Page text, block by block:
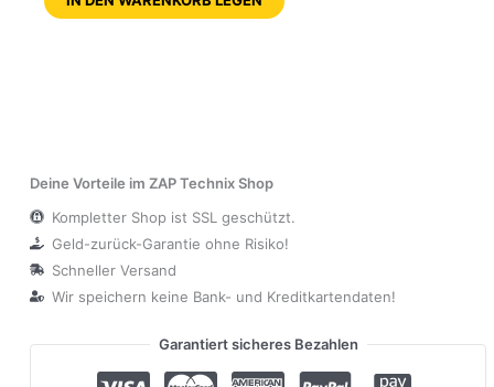
Deine Vorteile im ZAP Technix Shop
Kompletter Shop ist SSL geschützt.
Geld-zurück-Garantie ohne Risiko!
Schneller Versand
Wir speichern keine Bank- und Kreditkartendaten!
Garantiert sicheres Bezahlen